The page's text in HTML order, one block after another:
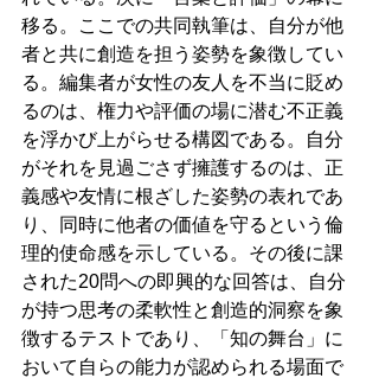
移る。ここでの共同執筆は、自分が他
者と共に創造を担う姿勢を象徴してい
る。編集者が女性の友人を不当に貶め
るのは、権力や評価の場に潜む不正義
を浮かび上がらせる構図である。自分
がそれを見過ごさず擁護するのは、正
義感や友情に根ざした姿勢の表れであ
り、同時に他者の価値を守るという倫
理的使命感を示している。その後に課
された20問への即興的な回答は、自分
が持つ思考の柔軟性と創造的洞察を象
徴するテストであり、「知の舞台」に
おいて自らの能力が認められる場面で